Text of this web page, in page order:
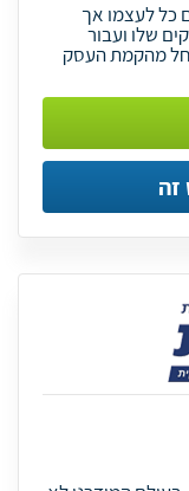
כל לעצמו אך
שלו ועבור
מהקמת העסק
זה